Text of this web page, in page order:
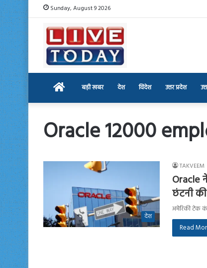
Sunday, August 9 2026
Home बड़ी खबर देश विदेश उत्तर प्रदेश
Oracle 12000
देश
TAKVEEM
Oracle
छंटनी
अमेरिकी टेक
Read